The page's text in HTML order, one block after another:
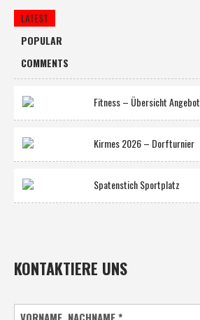
LATEST
POPULAR
COMMENTS
Fitness – Übersicht Angebot
Kirmes 2026 – Dorfturnier
Spatenstich Sportplatz
KONTAKTIERE UNS
VORNAME, NACHNAME*